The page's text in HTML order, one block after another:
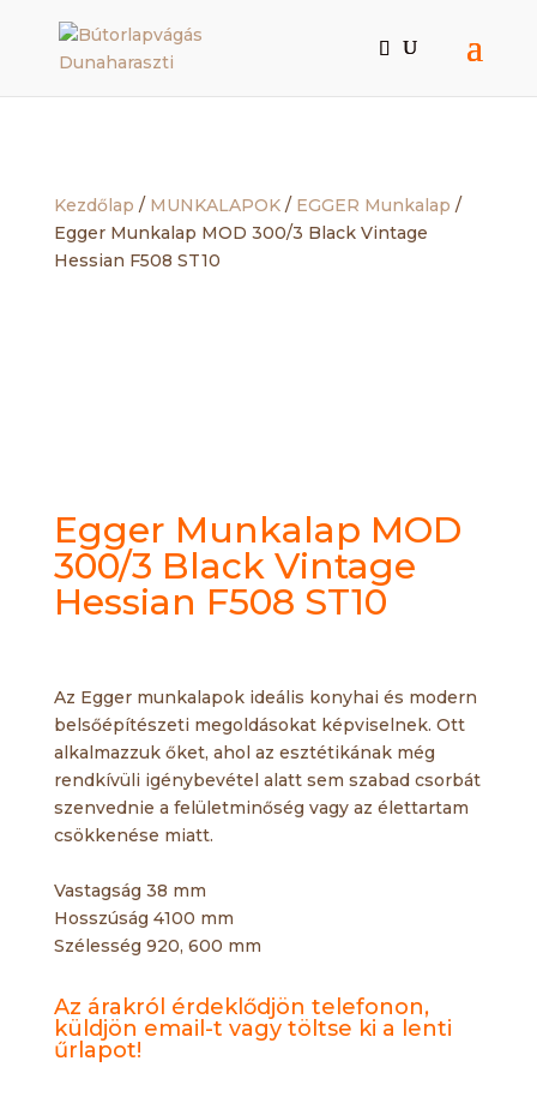
Kezdőlap / MUNKALAPOK/ EGGER Munkalap /
Egger Munkalap MOD 300/3 Black Vintage
Hessian F508 ST10
Egger Munkalap MOD
300/3 Black Vintage
Hessian F508 ST10
Az Egger munkalapok ideális konyhai és modern
belsőépítészeti megoldásokat képviselnek. Ott
alkalmazzuk őket, ahol az esztétikának még
rendkívüli igénybevétel alatt sem szabad csorbát
szenvednie a felületminőség vagy az élettartam
csökkenése miatt.
Vastagság 38 mm
Hosszúság 4100 mm
Szélesség 920, 600 mm
Az árakról érdeklődjön telefonon,
küldjön email-t vagy töltse ki a lenti
űrlapot!